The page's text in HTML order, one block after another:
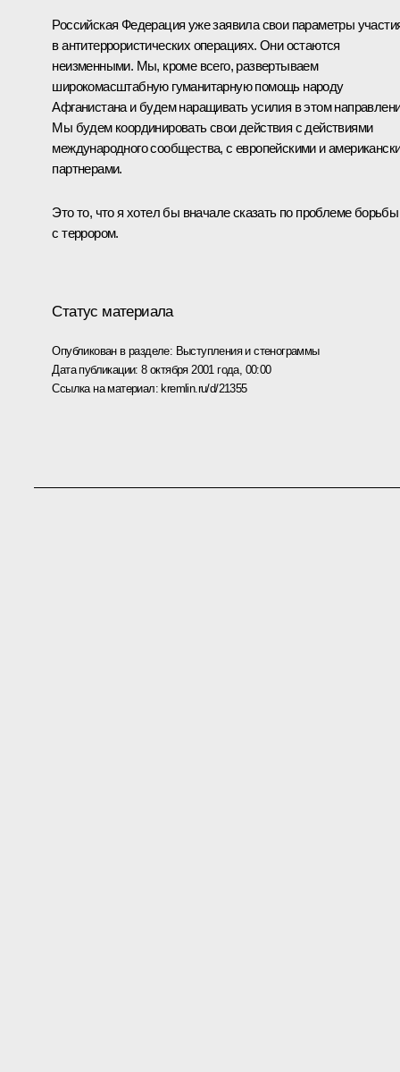
Российская Федерация уже заявила свои параметры
в антитеррористических операциях. Они остаются
неизменными. Мы, кроме всего, развертываем
широкомасштабную гуманитарную помощь народу
Афганистана и будем наращивать усилия в этом
Мы будем координировать свои действия с действиями
международного сообщества, с европейскими и
партнерами.
Это то, что я хотел бы вначале сказать по проблеме борьбы
с террором.
Статус материала
Опубликован в разделе: Выступления и стенограммы
Дата публикации:8 октября 2001 года, 00:00
Ссылка на материал:kremlin.ru/d/21355